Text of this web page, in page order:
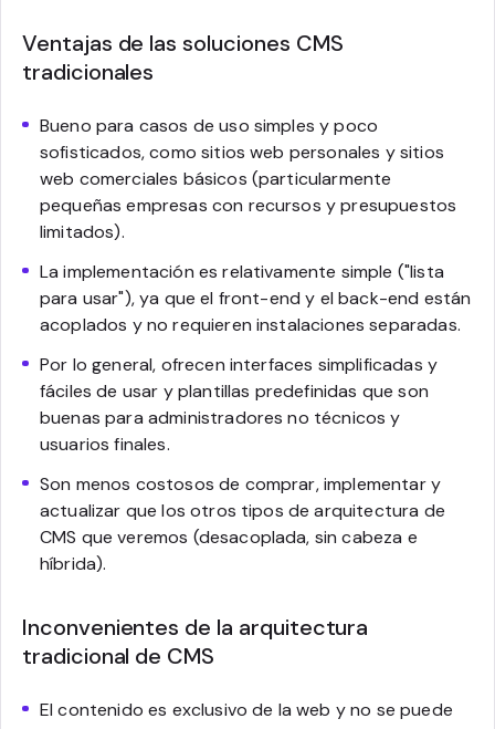
Ventajas de las soluciones CMS
tradicionales
Bueno para casos de uso simples y poco
sofisticados, como sitios web personales y sitios
web comerciales básicos (particularmente
pequeñas empresas con recursos y presupuestos
limitados).
La implementación es relativamente simple ("lista
para usar"), ya que el front-end y el back-end están
acoplados y no requieren instalaciones separadas.
Por lo general, ofrecen interfaces simplificadas y
fáciles de usar y plantillas predefinidas que son
buenas para administradores no técnicos y
usuarios finales.
Son menos costosos de comprar, implementar y
actualizar que los otros tipos de arquitectura de
CMS que veremos (desacoplada, sin cabeza e
híbrida).
Inconvenientes de la arquitectura
tradicional de CMS
El contenido es exclusivo de la web y no se puede